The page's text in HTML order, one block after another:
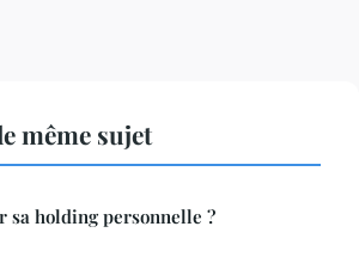
même sujet
sa holding personnelle ?